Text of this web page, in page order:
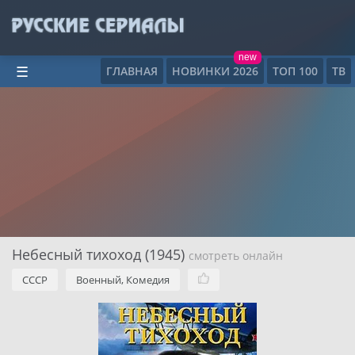
ГЛАВНАЯ НОВИНКИ 2026
new
ТОП 100 ТВ
☰
Небесный тихоход (1945) смотреть онлайн
СССР Военный, Комедия